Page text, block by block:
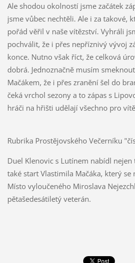
Ale shodou okolností jsme začátek
jsme vůbec nechtěli. Ale i za takové,
pořád věřil v naše vítězství. Vyhráli
pochválit, že i přes nepříznivý vývoj
konce. Nutno však říct, že celková
dobrá. Jednoznačně musím
Mačákem, že i přes zranění šel do
čeká vrchol sezony a to zápas s
hráči na hřišti udělají všechno pro
Rubrika Prostějovského Večerníku
Duel Klenovic s Lutínem nabídl
také start Vlastimila Mačáka, který
Místo vyloučeného Miroslava
pětašedesátiletý veterán.